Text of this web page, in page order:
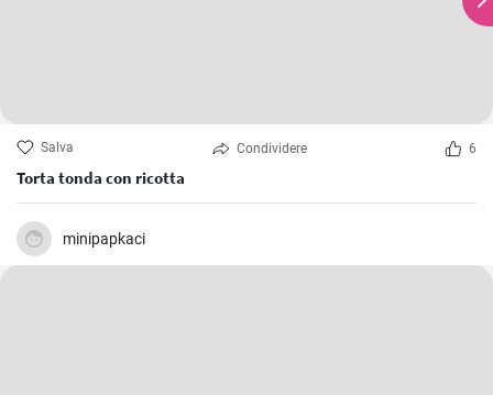
Salva Condividere 6
Torta tonda con ricotta
minipapkaci